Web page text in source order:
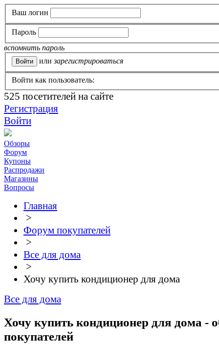
Ваш логин
Пароль
вспомнить пароль
или зарегистрироваться
Войти как пользователь:
525 посетителей на сайте
Регистрация
Войти
Обзоры
Форум
Купоны
Распродажи
Магазины
Вопросы
Главная
>
Форум покупателей
>
Все для дома
>
Хочу купить кондиционер для дома
Все для дома
Хочу купить кондиционер для дома -
покупателей